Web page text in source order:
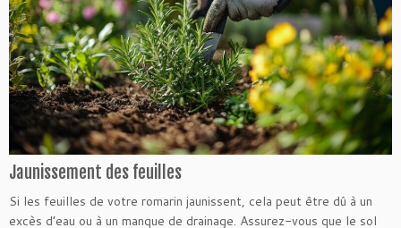
Jaunissement des feuilles
Si les feuilles de votre romarin jaunissent, cela peut être dû à un
excès d’eau ou à un manque de drainage. Assurez-vous que le sol